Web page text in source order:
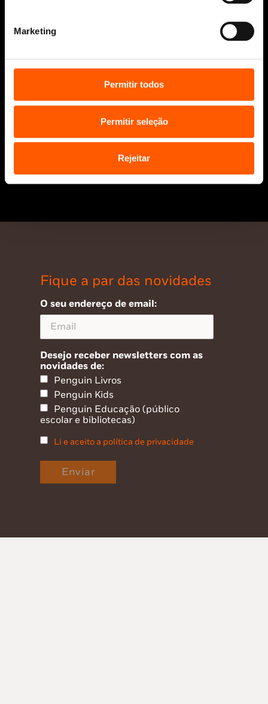
Marketing
Permitir todos
Permitir seleção
Rejeitar
Distribuição (profissionais)
Contactos
* Portes grátis para Portugal Continental
e Ilhas em compras superiores a 25€
Fique a par das novidades
O seu endereço de email:
Desejo receber newsletters com as
novidades de:
Penguin Livros
Penguin Kids
Penguin Educação (público
escolar e bibliotecas)
Li e aceito a política de privacidade